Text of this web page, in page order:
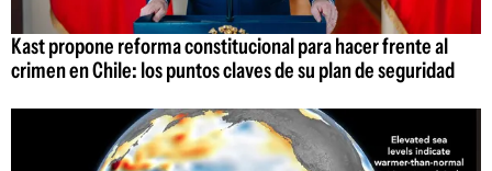
Kast propone reforma constitucional para hacer frente al
crimen en Chile: los puntos claves de su plan de seguridad